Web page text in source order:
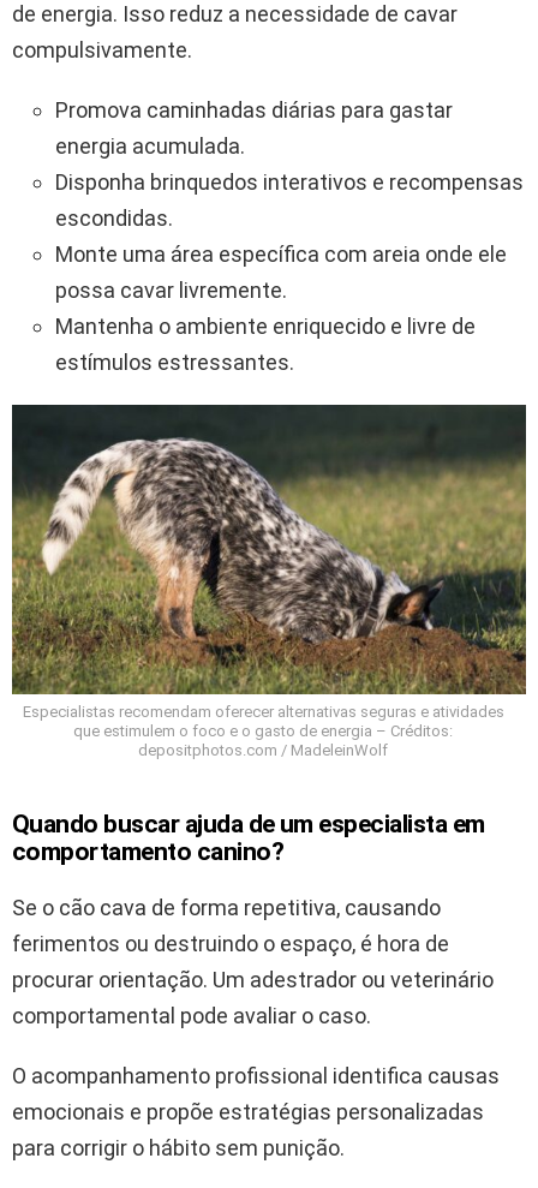
de energia. Isso reduz a necessidade de cavar
compulsivamente.
Promova caminhadas diárias para gastar
energia acumulada.
Disponha brinquedos interativos e recompensas
escondidas.
Monte uma área específica com areia onde ele
possa cavar livremente.
Mantenha o ambiente enriquecido e livre de
estímulos estressantes.
Especialistas recomendam oferecer alternativas seguras e atividades
que estimulem o foco e o gasto de energia – Créditos:
depositphotos.com / MadeleinWolf
Quando buscar ajuda de um especialista em
comportamento canino?
Se o cão cava de forma repetitiva, causando
ferimentos ou destruindo o espaço, é hora de
procurar orientação. Um adestrador ou veterinário
comportamental pode avaliar o caso.
O acompanhamento profissional identifica causas
emocionais e propõe estratégias personalizadas
para corrigir o hábito sem punição.